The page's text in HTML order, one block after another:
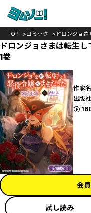
TOP コミック ドロンジョ
ドロンジョさまは転生し
1巻
作家名
出版社
ポイント
会
試し読み